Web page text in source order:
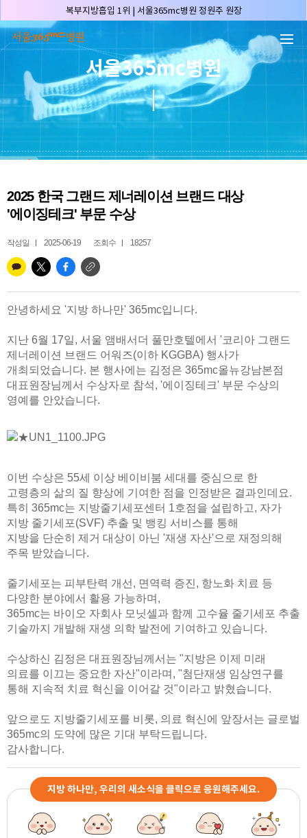
복부지방흡입 1위 | 서울365mc병원 정원주 원장
허파고리 1위 | 서울365mc병원 이성훈 부병원장(4개월 연속)
얼굴지방흡입 1위 | 서울365mc병원 서성익 원장(3년 연속)
배파가리 1위 | 서울365mc병원 서성익 원장
🏆대한민국 최대 15층 규모 지방흡입 특화 병원🏆
🏆대한민국 첫번째 '병원급' 지방흡입 병원🏆
🏆대한민국 최다 지방흡입 케이스 370,884건🏆
복부지방흡입 1위 | 서울365mc병원 정원주 원장
허파고리 1위 | 서울365mc병원 이성훈 부병원장(4개월 연속)
얼굴지방흡입 1위 | 서울365mc병원 서성익 원장(3년 연속)
배파가리 1위 | 서울365mc병원 서성익 원장
🏆대한민국 최대 15층 규모 지방흡입 특화 병원🏆
🏆지방흡입 고객 만족도 99.9% 최고치 달성🏆
🏆대한민국 최다 지방흡입 케이스 370,884건🏆
서울365mc병원
2025 한국 그랜드 제너레이션 브랜드 대상
'에이징테크' 부문 수상
작성일 2025-06-19 조회수 18257
안녕하세요 '지방 하나만' 365mc입니다.
지난 6월 17일, 서울 앰배서더 풀만호텔에서 '코리아 그랜드
제너레이션 브랜드 어워즈(이하 KGGBA) 행사가
개최되었습니다. 본 행사에는 김정은 365mc올뉴강남본점
대표원장님께서 수상자로 참석, '에이징테크' 부문 수상의
영예를 안았습니다.
이번 수상은 55세 이상 베이비붐 세대를 중심으로 한
고령층의 삶의 질 향상에 기여한 점을 인정받은 결과인데요.
특히 365mc는 지방줄기세포센터 1호점을 설립하고, 자가
지방 줄기세포(SVF) 추출 및 뱅킹 서비스를 통해
지방을 단순히 제거 대상이 아닌 '재생 자산'으로 재정의해
주목 받았습니다.
줄기세포는 피부탄력 개선, 면역력 증진, 항노화 치료 등
다양한 분야에서 활용 가능하며,
365mc는 바이오 자회사 모닛셀과 함께 고수율 줄기세포 추출
기술까지 개발해 재생 의학 발전에 기여하고 있습니다.
수상하신 김정은 대표원장님께서는 "지방은 이제 미래
의료를 이끄는 중요한 자산"이라며, "첨단재생 임상연구를
통해 지속적 치료 혁신을 이어갈 것"이라고 밝혔습니다.
앞으로도 지방줄기세포를 비롯, 의료 혁신에 앞장서는 글로벌
365mc의 도약에 많은 기대 부탁드립니다.
감사합니다.
지방 하나만, 우리의 새소식을 클릭으로 응원해주세요.